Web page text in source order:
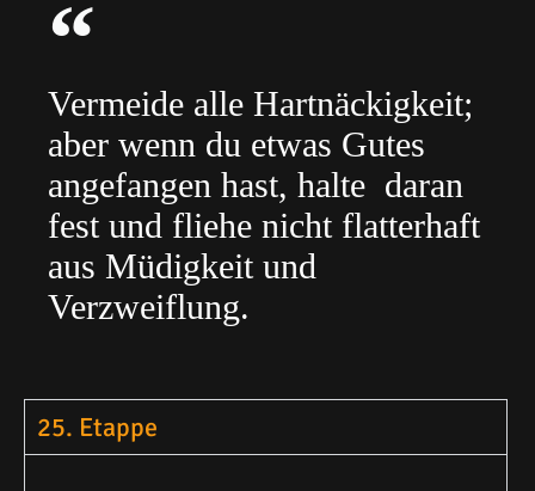
Vermeide alle Hartnäckigkeit;
aber wenn du etwas Gutes
angefangen hast, halte daran
fest und fliehe nicht flatterhaft
aus Müdigkeit und
Verzweiflung.
25. Etappe